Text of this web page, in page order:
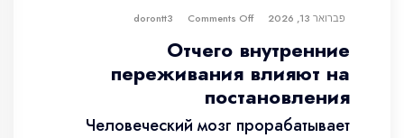
פברואר 13, 2026 dorontt3
Comments Off
Отчего внутренние
переживания влияют на
постановления
Человеческий мозг прорабатывает